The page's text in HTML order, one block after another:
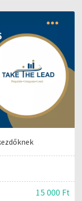
15 000 Ft